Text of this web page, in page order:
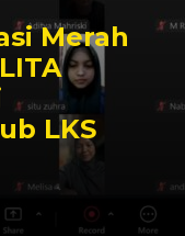
Merah
LKS